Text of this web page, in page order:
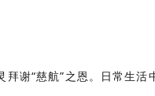
谢“慈航”之恩。日常生活